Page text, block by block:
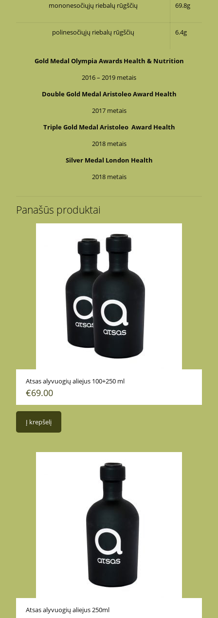
mononesočiųjų riebalų rūgščių 69.8g
polinesočiųjų riebalų rūgščių 6.4g
Gold Medal Olympia Awards Health & Nutrition
2016 – 2019 metais
Double Gold Medal Aristoleo Award Health
2017 metais
Triple Gold Medal Aristoleo Award Health
2018 metais
Silver Medal London Health
2018 metais
Panašūs produktai
Atsas alyvuogių aliejus 100+250 ml
€69.00
Į krepšelį
Atsas alyvuogių aliejus 250ml